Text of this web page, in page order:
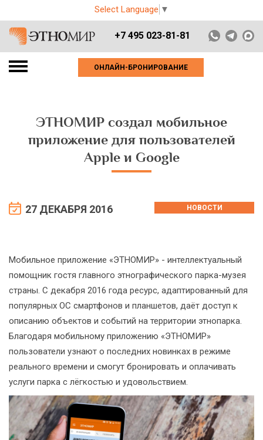
Select Language ▼
+7 495 023-81-81
ОНЛАЙН-БРОНИРОВАНИЕ
ЭТНОМИР создал мобильное
приложение для пользователей
Apple и Google
27 ДЕКАБРЯ 2016 НОВОСТИ
Мобильное приложение «ЭТНОМИР» - интеллектуальный
помощник гостя главного этнографического парка-музея
страны. С декабря 2016 года ресурс, адаптированный для
популярных ОС смартфонов и планшетов, даёт доступ к
описанию объектов и событий на территории этнопарка.
Благодаря мобильному приложению «ЭТНОМИР»
пользователи узнают о последних новинках в режиме
реального времени и смогут бронировать и оплачивать
услуги парка с лёгкостью и удовольствием.